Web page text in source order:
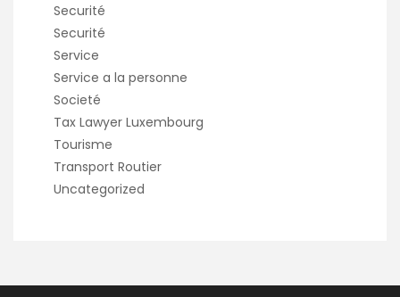
Securité
Securité
Service
Service a la personne
Societé
Tax Lawyer Luxembourg
Tourisme
Transport Routier
Uncategorized